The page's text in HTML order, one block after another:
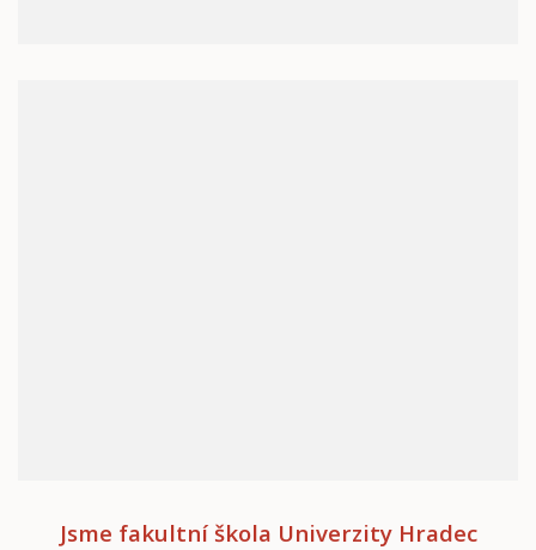
Jsme fakultní škola Univerzity Hradec